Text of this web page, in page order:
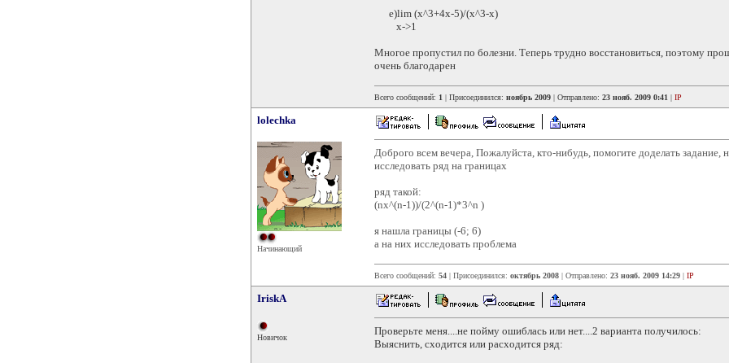
е)lim (x^3+4x-5)/(x^3-x)
x->1
Многое пропустил по болезни. Теперь трудно восстановиться, поэтому
очень благодарен
Всего сообщений: 1 | Присоединился: ноябрь 2009 | Отправлено: 23 нояб. 2009 0:41 | IP
lolechka
Начинающий
Доброго всем вечера, Пожалуйста, кто-нибудь, помогите доделать задание,
исследовать ряд на границах
ряд такой:
(nx^(n-1))/(2^(n-1)*3^n )
я нашла границы (-6; 6)
а на них исследовать проблема
Всего сообщений: 54 | Присоединился: октябрь 2008 | Отправлено: 23 нояб. 2009 14:29 | IP
IriskA
Новичок
Проверьте меня....не пойму ошиблась или нет....2 варианта получилось:
Выяснить, сходится или расходится ряд: